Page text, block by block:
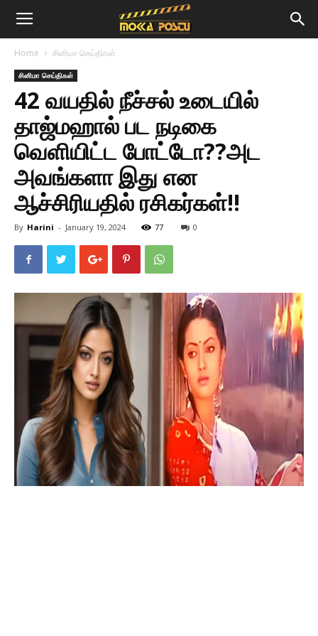
Home சினிமா செய்திகள்
சினிமா செய்திகள்
42 வயதில் நீச்சல் உடையில்
தாஜ்மஹால் பட நடிகை
வெளியிட்ட போட்டோ??அட
அவங்களா இது என
ஆச்சிரியதில் ரசிகர்கள்!!
By Harini - January 19, 2024 77 0